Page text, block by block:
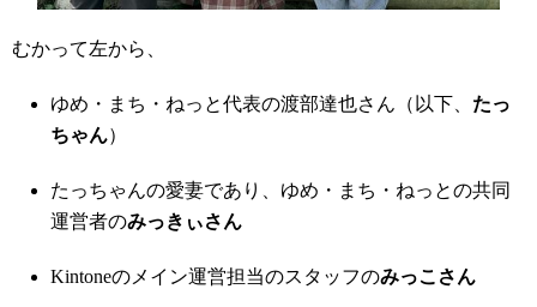
むかって左から、
ゆめ・まち・ねっと代表の渡部達也さん（以下、 たっ
ちゃん）
たっちゃんの愛妻であり、ゆめ・まち・ねっとの共同
運営者のみっきぃさん
Kintoneのメイン運営担当のスタッフのみっこさん